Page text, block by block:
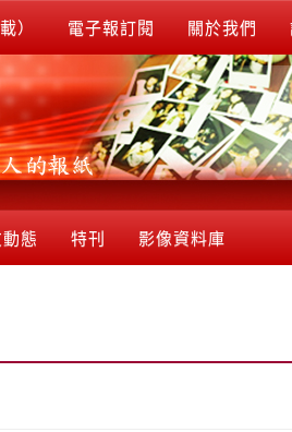
） 電子報訂閱 關於我們
態 特刊 影像資料庫